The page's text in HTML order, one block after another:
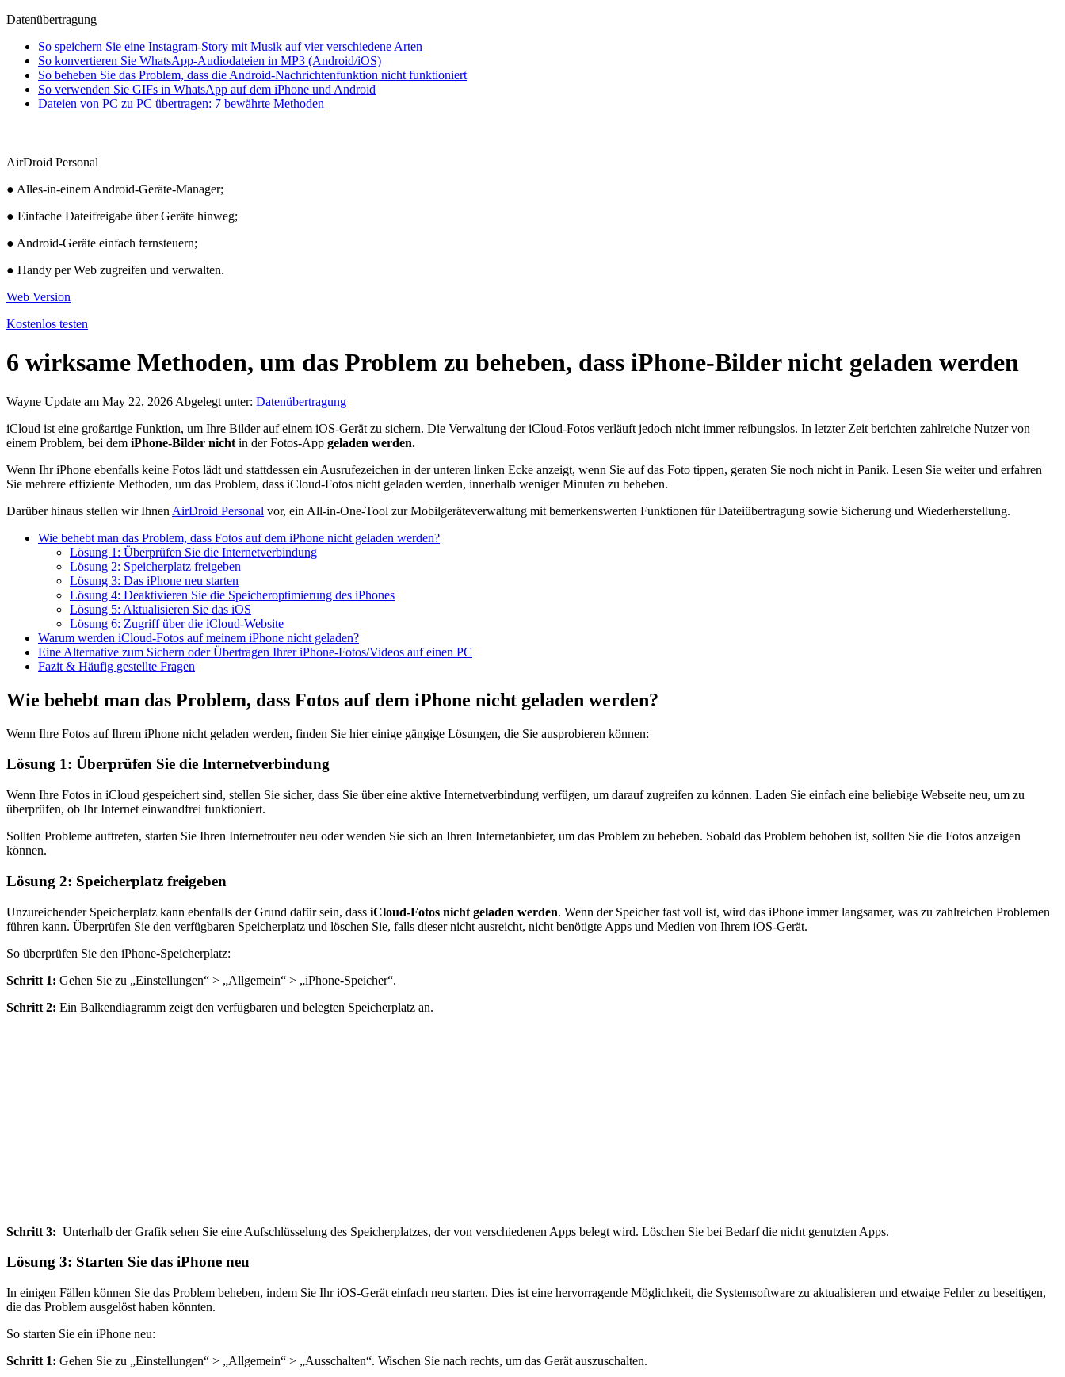
Datenübertragung
So speichern Sie eine Instagram-Story mit Musik auf vier verschiedene Arten
So konvertieren Sie WhatsApp-Audiodateien in MP3 (Android/iOS)
So beheben Sie das Problem, dass die Android-Nachrichtenfunktion nicht funktioniert
So verwenden Sie GIFs in WhatsApp auf dem iPhone und Android
Dateien von PC zu PC übertragen: 7 bewährte Methoden
AirDroid Personal
● Alles-in-einem Android-Geräte-Manager;
● Einfache Dateifreigabe über Geräte hinweg;
● Android-Geräte einfach fernsteuern;
● Handy per Web zugreifen und verwalten.
Web Version
Kostenlos testen
6 wirksame Methoden, um das Problem zu beheben, dass iPhone-Bilder nicht geladen werden
Wayne Update am May 22, 2026 Abgelegt unter: Datenübertragung
iCloud ist eine großartige Funktion, um Ihre Bilder auf einem iOS-Gerät zu sichern. Die Verwaltung der iCloud-Fotos verläuft jedoch nicht immer reibungslos. In letzter Zeit berichten zahlreiche Nutzer von
einem Problem, bei dem iPhone-Bilder nicht in der Fotos-App geladen werden.
Wenn Ihr iPhone ebenfalls keine Fotos lädt und stattdessen ein Ausrufezeichen in der unteren linken Ecke anzeigt, wenn Sie auf das Foto tippen, geraten Sie noch nicht in Panik. Lesen Sie weiter und erfahren
Sie mehrere effiziente Methoden, um das Problem, dass iCloud-Fotos nicht geladen werden, innerhalb weniger Minuten zu beheben.
Darüber hinaus stellen wir Ihnen AirDroid Personal vor, ein All-in-One-Tool zur Mobilgeräteverwaltung mit bemerkenswerten Funktionen für Dateiübertragung sowie Sicherung und Wiederherstellung.
Wie behebt man das Problem, dass Fotos auf dem iPhone nicht geladen werden?
Lösung 1: Überprüfen Sie die Internetverbindung
Lösung 2: Speicherplatz freigeben
Lösung 3: Das iPhone neu starten
Lösung 4: Deaktivieren Sie die Speicheroptimierung des iPhones
Lösung 5: Aktualisieren Sie das iOS
Lösung 6: Zugriff über die iCloud-Website
Warum werden iCloud-Fotos auf meinem iPhone nicht geladen?
Eine Alternative zum Sichern oder Übertragen Ihrer iPhone-Fotos/Videos auf einen PC
Fazit & Häufig gestellte Fragen
Wie behebt man das Problem, dass Fotos auf dem iPhone nicht geladen werden?
Wenn Ihre Fotos auf Ihrem iPhone nicht geladen werden, finden Sie hier einige gängige Lösungen, die Sie ausprobieren können:
Lösung 1: Überprüfen Sie die Internetverbindung
Wenn Ihre Fotos in iCloud gespeichert sind, stellen Sie sicher, dass Sie über eine aktive Internetverbindung verfügen, um darauf zugreifen zu können. Laden Sie einfach eine beliebige Webseite neu, um zu
überprüfen, ob Ihr Internet einwandfrei funktioniert.
Sollten Probleme auftreten, starten Sie Ihren Internetrouter neu oder wenden Sie sich an Ihren Internetanbieter, um das Problem zu beheben. Sobald das Problem behoben ist, sollten Sie die Fotos anzeigen
können.
Lösung 2: Speicherplatz freigeben
Unzureichender Speicherplatz kann ebenfalls der Grund dafür sein, dass iCloud-Fotos nicht geladen werden. Wenn der Speicher fast voll ist, wird das iPhone immer langsamer, was zu zahlreichen Problemen
führen kann. Überprüfen Sie den verfügbaren Speicherplatz und löschen Sie, falls dieser nicht ausreicht, nicht benötigte Apps und Medien von Ihrem iOS-Gerät.
So überprüfen Sie den iPhone-Speicherplatz:
Schritt 1: Gehen Sie zu „Einstellungen“ > „Allgemein“ > „iPhone-Speicher“.
Schritt 2: Ein Balkendiagramm zeigt den verfügbaren und belegten Speicherplatz an.
Schritt 3: Unterhalb der Grafik sehen Sie eine Aufschlüsselung des Speicherplatzes, der von verschiedenen Apps belegt wird. Löschen Sie bei Bedarf die nicht genutzten Apps.
Lösung 3: Starten Sie das iPhone neu
In einigen Fällen können Sie das Problem beheben, indem Sie Ihr iOS-Gerät einfach neu starten. Dies ist eine hervorragende Möglichkeit, die Systemsoftware zu aktualisieren und etwaige Fehler zu beseitigen,
die das Problem ausgelöst haben könnten.
So starten Sie ein iPhone neu:
Schritt 1: Gehen Sie zu „Einstellungen“ > „Allgemein“ > „Ausschalten“. Wischen Sie nach rechts, um das Gerät auszuschalten.